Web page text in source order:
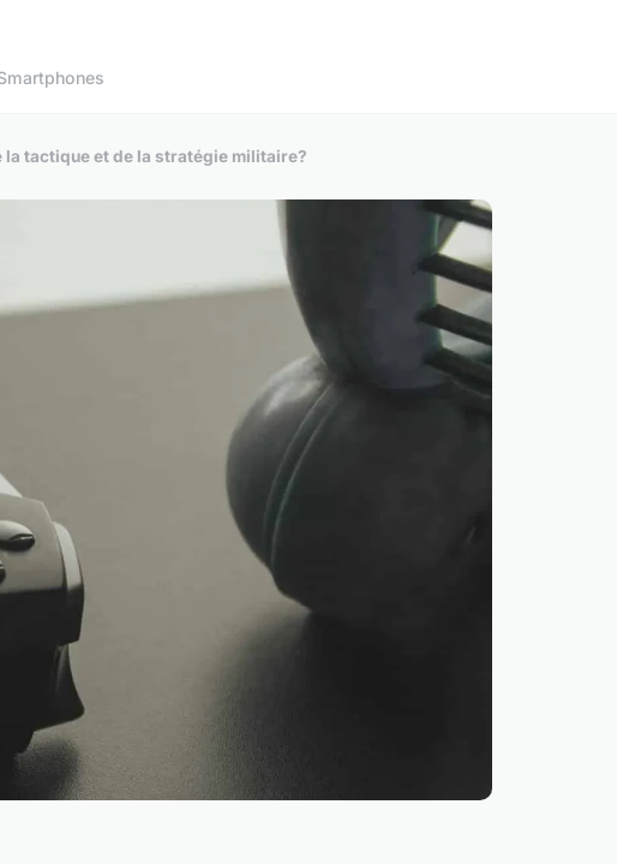
la tactique et de la stratégie militaire?